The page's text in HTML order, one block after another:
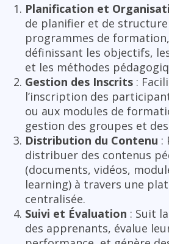
Planification et
de planifier et de
programmes de
définissant les objectifs,
et les méthodes
Gestion des Inscrits :
l’inscription des
ou aux modules de
gestion des groupes et
Distribution du Contenu :
distribuer des contenus
(documents, vidéos,
learning) à travers une
centralisée.
Suivi et Évaluation : Suit
des apprenants, évalue